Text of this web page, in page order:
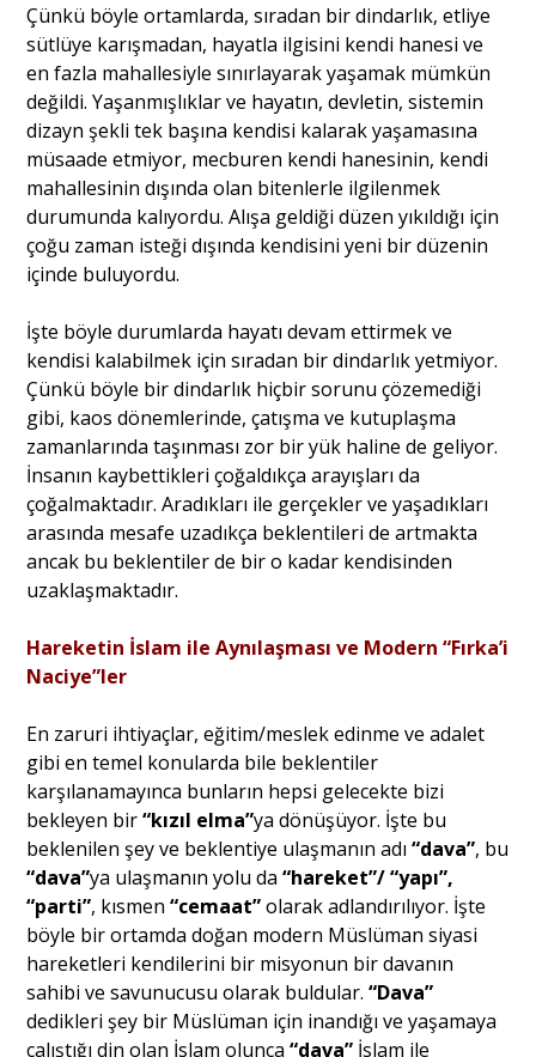
Çünkü böyle ortamlarda, sıradan bir dindarlık, etliye
sütlüye karışmadan, hayatla ilgisini kendi hanesi ve
en fazla mahallesiyle sınırlayarak yaşamak mümkün
değildi. Yaşanmışlıklar ve hayatın, devletin, sistemin
dizayn şekli tek başına kendisi kalarak yaşamasına
müsaade etmiyor, mecburen kendi hanesinin, kendi
mahallesinin dışında olan bitenlerle ilgilenmek
durumunda kalıyordu. Alışa geldiği düzen yıkıldığı için
çoğu zaman isteği dışında kendisini yeni bir düzenin
içinde buluyordu.
İşte böyle durumlarda hayatı devam ettirmek ve
kendisi kalabilmek için sıradan bir dindarlık yetmiyor.
Çünkü böyle bir dindarlık hiçbir sorunu çözemediği
gibi, kaos dönemlerinde, çatışma ve kutuplaşma
zamanlarında taşınması zor bir yük haline de geliyor.
İnsanın kaybettikleri çoğaldıkça arayışları da
çoğalmaktadır. Aradıkları ile gerçekler ve yaşadıkları
arasında mesafe uzadıkça beklentileri de artmakta
ancak bu beklentiler de bir o kadar kendisinden
uzaklaşmaktadır.
Hareketin İslam ile Aynılaşması ve Modern “Fırka’i
Naciye”ler
En zaruri ihtiyaçlar, eğitim/meslek edinme ve adalet
gibi en temel konularda bile beklentiler
karşılanamayınca bunların hepsi gelecekte bizi
bekleyen bir“kızıl elma”ya dönüşüyor. İşte bu
beklenilen şey ve beklentiye ulaşmanın adı“dava”, bu
“dava”ya ulaşmanın yolu da “hareket”/ “yapı”,
“parti”, kısmen“cemaat”olarak adlandırılıyor. İşte
böyle bir ortamda doğan modern Müslüman siyasi
hareketleri kendilerini bir misyonun bir davanın
sahibi ve savunucusu olarak buldular.“Dava”
dedikleri şey bir Müslüman için inandığı ve yaşamaya
çalıştığı din olan İslam olunca“dava” İslam ile